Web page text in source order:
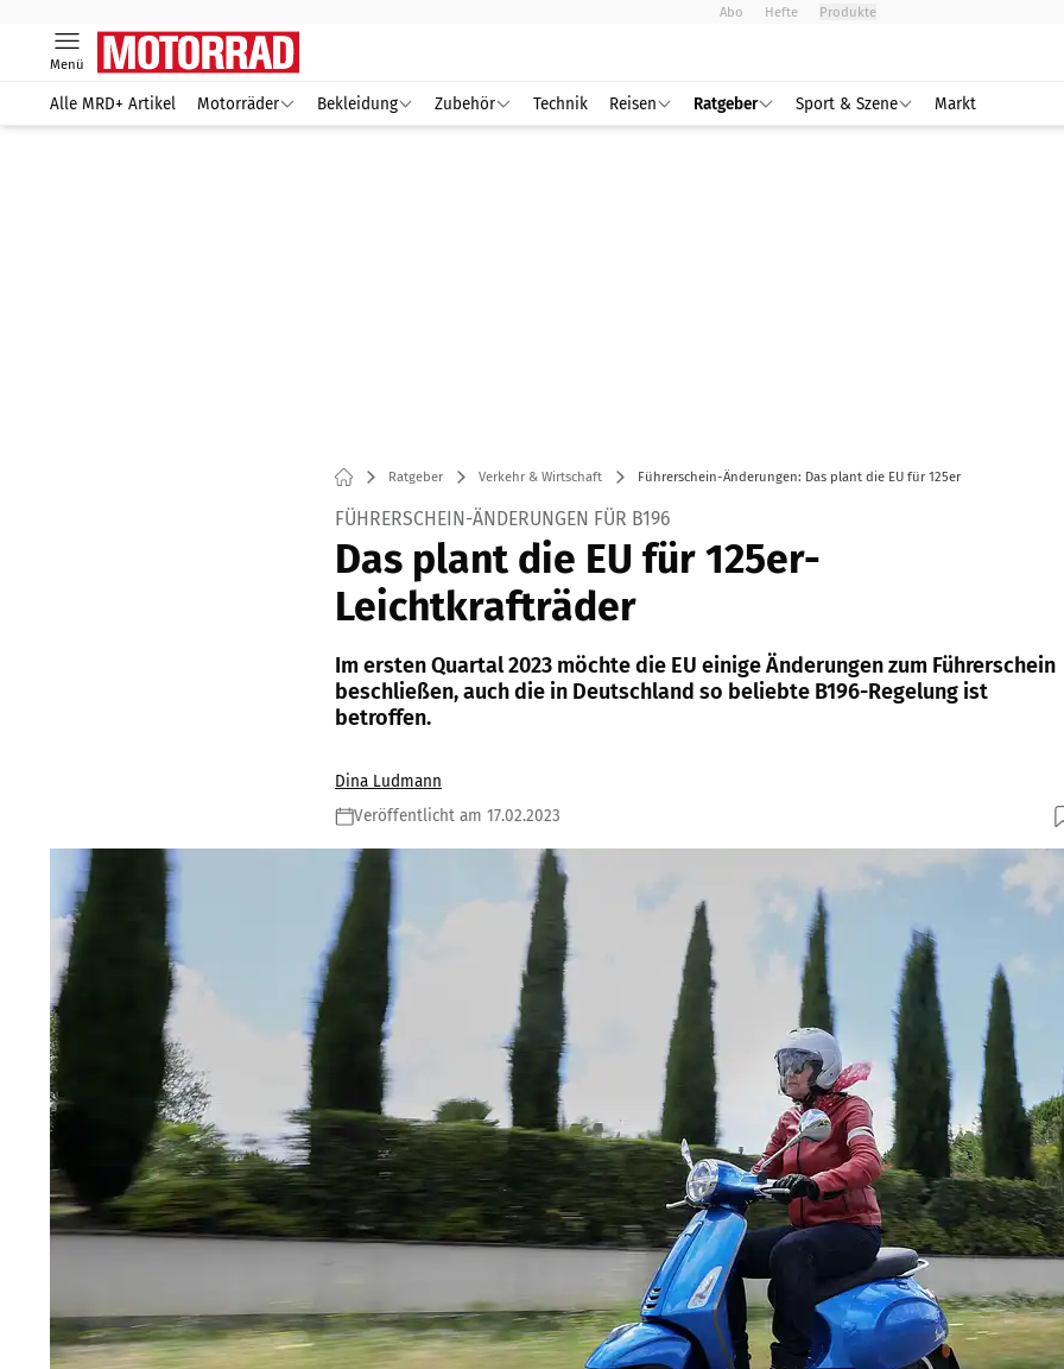
Abo Hefte Produkte
Menü
Alle MRD+ Artikel Motorräder Bekleidung Zubehör Technik Reisen Ratgeber Sport & Szene Markt
Ratgeber Verkehr & Wirtschaft Führerschein-Änderungen: Das plant die EU für 125er
FÜHRERSCHEIN-ÄNDERUNGEN FÜR B196
Das plant die EU für 125er-
Leichtkrafträder
Im ersten Quartal 2023 möchte die EU einige Änderungen zum Führerschein
beschließen, auch die in Deutschland so beliebte B196-Regelung ist
betroffen.
Dina Ludmann
Veröffentlicht am 17.02.2023